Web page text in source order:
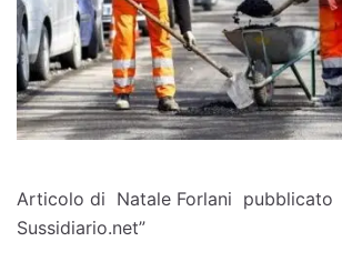
Articolo di Natale Forlani pubblicato
Sussidiario.net”